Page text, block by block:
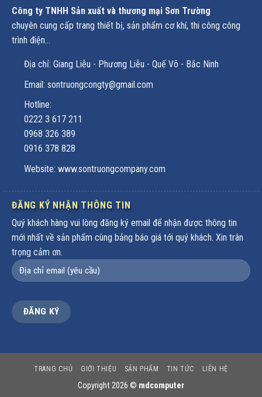
Công ty TNHH Sản xuất và thương mại Sơn Trường
chuyên cung cấp trang thiết bị, sản phẩm cơ khí, thi công công
trình điện...
Địa chỉ: Giang Liễu - Phương Liễu - Quế Võ - Bắc Ninh
Email: sontruongcongty@gmail.com
Hotline:
0222 3 617 211
0968 326 389
0916 378 828
Website: www.sontruongcompany.com
ĐĂNG KÝ NHẬN THÔNG TIN
Quý khách hàng vui lòng đăng ký email để nhận được thông tin
mới nhất về sản phẩm cùng bảng báo giá tới quý khách. Xin trân
trọng cảm ơn.
TRANG CHỦ GIỚI THIỆU SẢN PHẨM TIN TỨC LIÊN HỆ
Copyright 2026 © mdcomputer